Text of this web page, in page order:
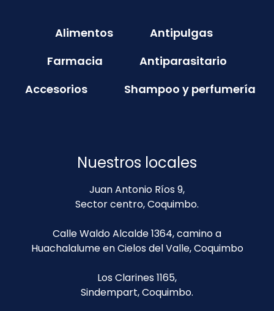
Alimentos
Antipulgas
Farmacia
Antiparasitario
Accesorios
Shampoo y perfumería
Nuestros locales
Juan Antonio Ríos 9,
Sector centro, Coquimbo.
Calle Waldo Alcalde 1364, camino a
Huachalalume en Cielos del Valle, Coquimbo
Los Clarines 1165,
Sindempart, Coquimbo.